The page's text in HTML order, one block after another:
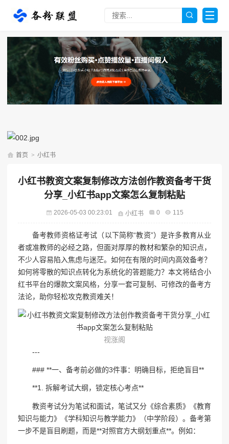
首页 > 小红书
小红书教资文案复制修改方法创作教资备考干货
分享_小红书app文案怎么复制粘贴
2026-05-03 00:23:01 小红书 0 115
备考教师资格证考试（以下简称“教资”）是许多教育从业
者或准教师的必经之路，但面对厚厚的教材和繁杂的知识点，
不少人容易陷入焦虑与迷茫。如何在有限的时间内高效备考？
如何将零散的知识点转化为系统化的答题能力？本文将结合小
红书平台的爆款文案风格，分享一套可复制、可修改的备考方
法论，助你轻松攻克教资难关！
视涨阁
---
### **一、备考前必做的3件事：明确目标，拒绝盲目**
**1. 拆解考试大纲，锁定核心考点**
教资考试分为笔试和面试，笔试又分《综合素质》《教育
知识与能力》《学科知识与教学能力》（中学阶段）。备考第
一步不是盲目刷题，而是**对照官方大纲划重点**。例如：